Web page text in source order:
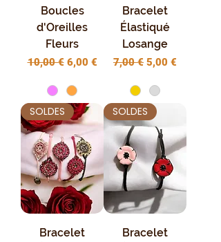
Boucles
d'Oreilles
Fleurs
Prix original
10,00 € Prix promotionnel
6,00 €
Bracelet
Élastiqué
Losange
Prix original
7,00 € Prix
5,00 €
SOLDES
Bracelet
SOLDES
Bracelet